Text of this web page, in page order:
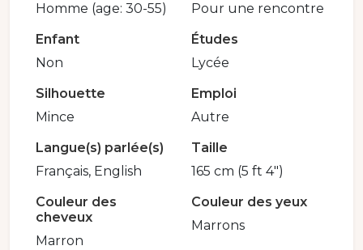
Homme (age: 30-55)
Pour une rencontre
Enfant
Non
Études
Lycée
Silhouette
Mince
Emploi
Autre
Langue(s) parlée(s)
Français, English
Taille
165 cm (5 ft 4")
Couleur des
cheveux
Marron
Couleur des yeux
Marrons